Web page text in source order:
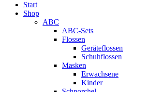
Start
Shop
ABC
ABC-Sets
Flossen
Geräteflossen
Schuhflossen
Masken
Erwachsene
Kinder